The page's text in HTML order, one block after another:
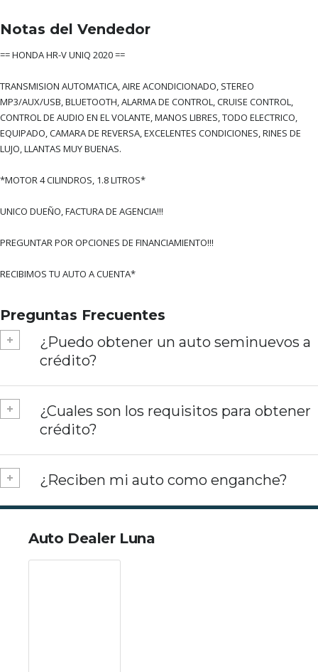
Notas del Vendedor
== HONDA HR-V UNIQ 2020 ==
TRANSMISION AUTOMATICA, AIRE ACONDICIONADO, STEREO
MP3/AUX/USB, BLUETOOTH, ALARMA DE CONTROL, CRUISE CONTROL,
CONTROL DE AUDIO EN EL VOLANTE, MANOS LIBRES, TODO ELECTRICO,
EQUIPADO, CAMARA DE REVERSA, EXCELENTES CONDICIONES, RINES DE
LUJO, LLANTAS MUY BUENAS.
*MOTOR 4 CILINDROS, 1.8 LITROS*
UNICO DUEÑO, FACTURA DE AGENCIA!!!
PREGUNTAR POR OPCIONES DE FINANCIAMIENTO!!!
RECIBIMOS TU AUTO A CUENTA*
Preguntas Frecuentes
¿Puedo obtener un auto seminuevos a
crédito?
¿Cuales son los requisitos para obtener
crédito?
¿Reciben mi auto como enganche?
Auto Dealer Luna